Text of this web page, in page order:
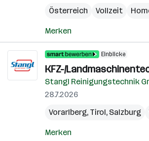
Österreich
Vollzeit
Merken
Einblicke
KFZ-/
Stangl Reinigungstechnik
28.7.2026
Vorarlberg, Tirol, Salzburg
Merken